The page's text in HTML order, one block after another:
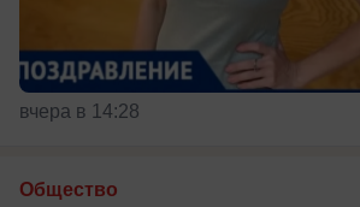
вчера в 14:28
Общество